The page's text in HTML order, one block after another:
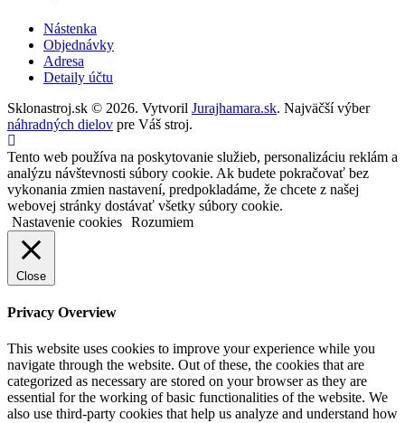
Nástenka
Objednávky
Adresa
Detaily účtu
Sklonastroj.sk © 2026. Vytvoril Jurajhamara.sk. Najväčší výber
náhradných dielov pre Váš stroj.
Tento web používa na poskytovanie služieb, personalizáciu reklám a
analýzu návštevnosti súbory cookie. Ak budete pokračovať bez
vykonania zmien nastavení, predpokladáme, že chcete z našej
webovej stránky dostávať všetky súbory cookie.
Nastavenie cookies Rozumiem
Close
Privacy Overview
This website uses cookies to improve your experience while you
navigate through the website. Out of these, the cookies that are
categorized as necessary are stored on your browser as they are
essential for the working of basic functionalities of the website. We
also use third-party cookies that help us analyze and understand how